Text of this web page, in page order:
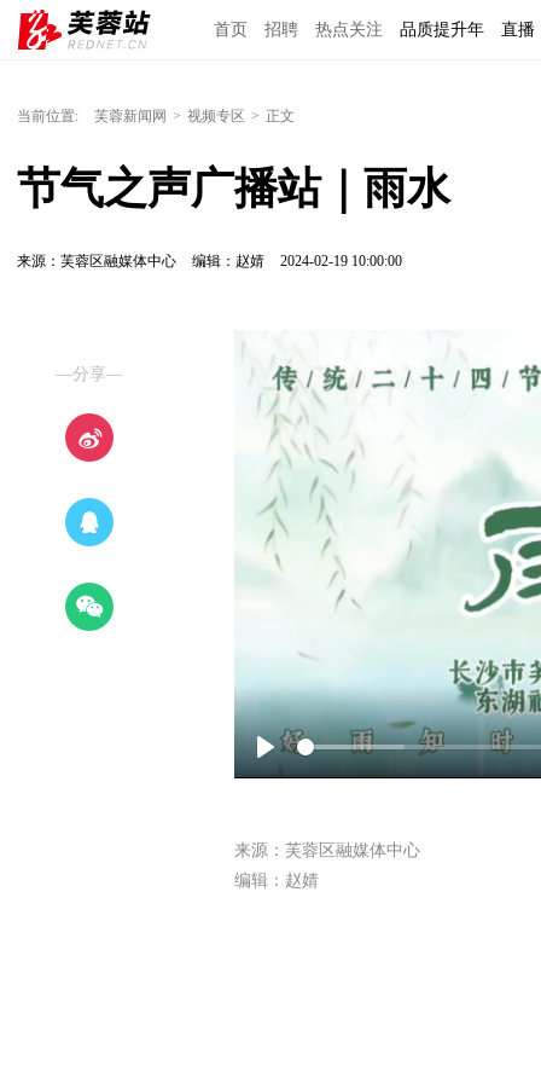
首页 招聘 热点关注 品质提升年 直播
当前位置: 芙蓉新闻网 > 视频专区 > 正文
节气之声广播站｜雨水
来源：芙蓉区融媒体中心 编辑：赵婧 2024-02-19 10:00:00
—分享—
Play
来源：芙蓉区融媒体中心
编辑：赵婧